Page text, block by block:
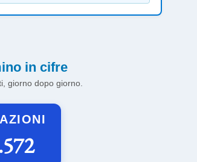
in cifre
giorno dopo giorno.